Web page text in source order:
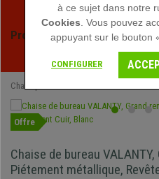
Profitez des soldes d'été
exclusives pour une
Chaisepro
Offre
Chaise de bureau
Piétement métallique,
à ce sujet dans notre
Cookies . Vous pouvez
appuyant sur le bouton
CONFIGURER